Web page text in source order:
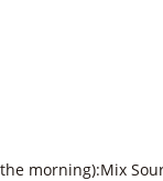
the morning):Mix